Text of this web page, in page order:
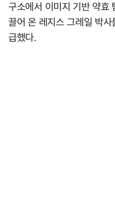
구소에서 이미지 기반 약효
끌어 온 레지스 그레일 박
급했다.